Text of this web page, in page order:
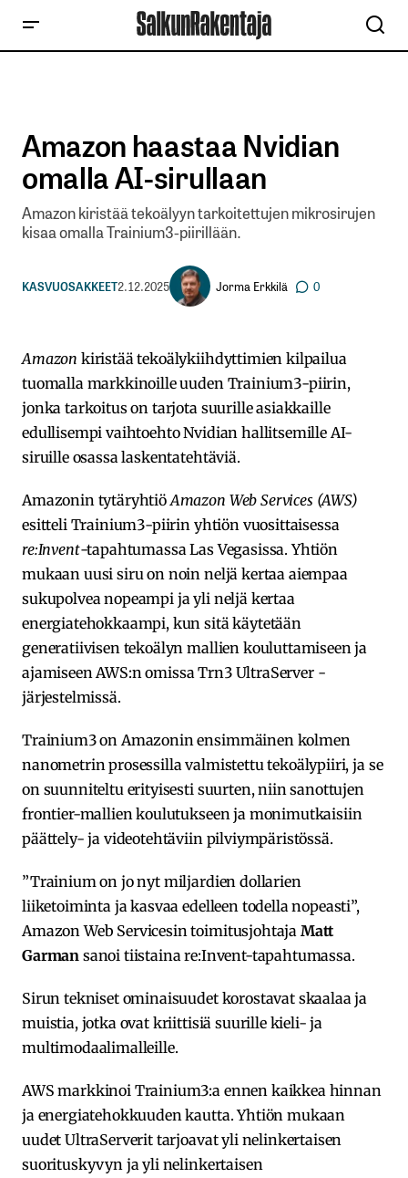
Amazon haastaa Nvidian
omalla AI-sirullaan
Amazon kiristää tekoälyyn tarkoitettujen mikrosirujen
kisaa omalla Trainium3-piirillään.
KASVUOSAKKEET2.12.2025 Jorma Erkkilä 0
Amazon kiristää tekoälykiihdyttimien kilpailua
tuomalla markkinoille uuden Trainium3-piirin,
jonka tarkoitus on tarjota suurille asiakkaille
edullisempi vaihtoehto Nvidian hallitsemille AI-
siruille osassa laskentatehtäviä​.
Amazonin tytäryhtiö Amazon Web Services (AWS)
esitteli Trainium3-piirin yhtiön vuosittaisessa
re:Invent-tapahtumassa Las Vegasissa. Yhtiön
mukaan uusi siru on noin neljä kertaa aiempaa
sukupolvea nopeampi ja yli neljä kertaa
energiatehokkaampi, kun sitä käytetään
generatiivisen tekoälyn mallien kouluttamiseen ja
ajamiseen AWS:n omissa Trn3 UltraServer -
järjestelmissä.
Trainium3 on Amazonin ensimmäinen kolmen
nanometrin prosessilla valmistettu tekoälypiiri, ja se
on suunniteltu erityisesti suurten, niin sanottujen
frontier-mallien koulutukseen ja monimutkaisiin
päättely- ja videotehtäviin pilviympäristössä.
​”Trainium on jo nyt miljardien dollarien
liiketoiminta ja kasvaa edelleen todella nopeasti”,
Amazon Web Servicesin toimitusjohtaja Matt
Garman sanoi tiistaina re:Invent-tapahtumassa.
Sirun tekniset ominaisuudet korostavat skaalaa ja
muistia, jotka ovat kriittisiä suurille kieli- ja
multimodaalimalleille. ​
AWS markkinoi Trainium3:a ennen kaikkea hinnan
ja energiatehokkuuden kautta. Yhtiön mukaan
uudet UltraServerit tarjoavat yli nelinkertaisen
suorituskyvyn ja yli nelinkertaisen